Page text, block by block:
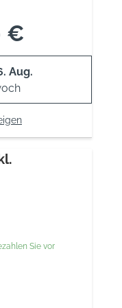
€
Aug.
Sie vor